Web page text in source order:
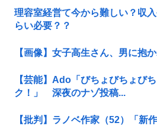
理容室経営て今から難しい？収
らい必要？？
【画像】女子高生さん、男に抱
【芸能】Ado「びちょびちょび
ク！」 深夜のナゾ投稿...
【批判】ラノベ作家（52）「新